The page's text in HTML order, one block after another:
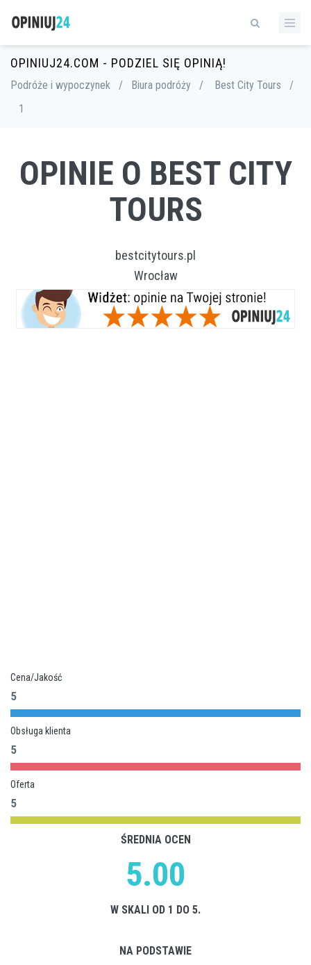
OPINIUJ24.COM - PODZIEL SIĘ OPINIĄ!
Podróże i wypoczynek / Biura podróży / Best City Tours
/
1
OPINIE O BEST CITY
TOURS
bestcitytours.pl
Wrocław
Cena/Jakość
5
Obsługa klienta
5
Oferta
5
ŚREDNIA OCEN
5.00
W SKALI OD 1 DO 5.
NA PODSTAWIE